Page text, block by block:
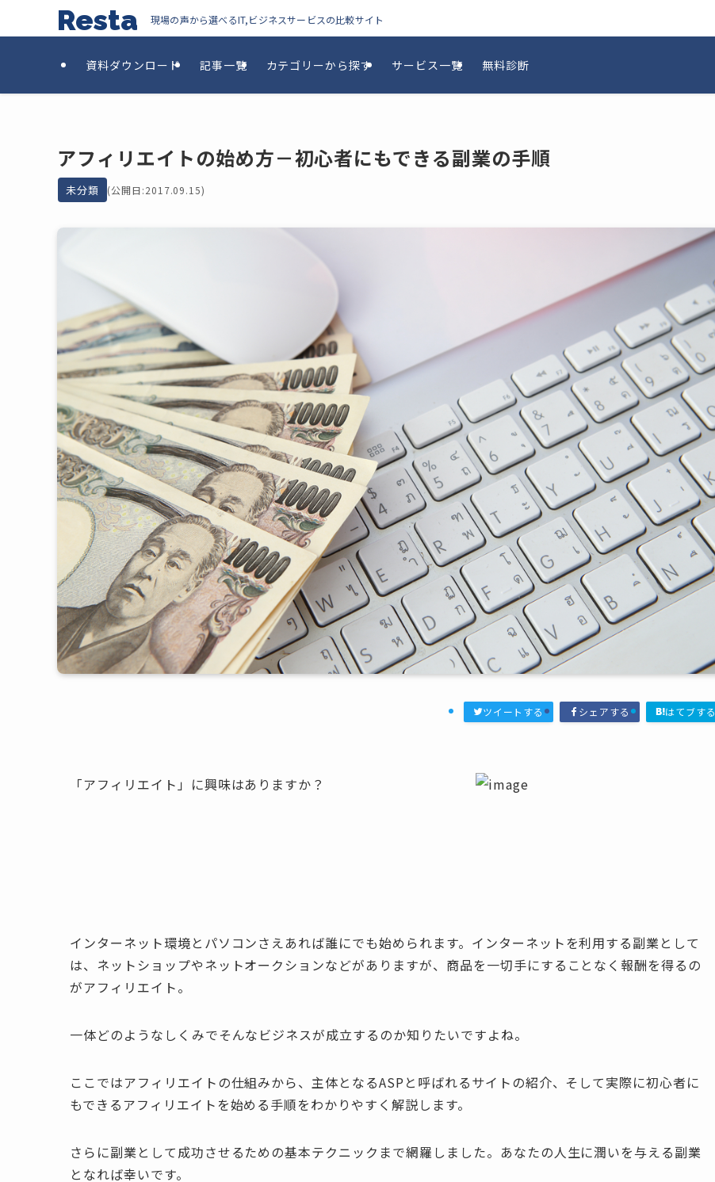
Resta 現場の声から選べるIT,ビジネスサービスの比較サイト
資料ダウンロード 記事一覧 カテゴリーから探す サービス一覧 無料診断
アフィリエイトの始め方－初心者にもできる副業の手順
未分類 (公開日:2017.09.15)
ツイートする シェアする はてブする
「アフィリエイト」に興味はありますか？
インターネット環境とパソコンさえあれば誰にでも始められます。インターネットを利用する副業として
は、ネットショップやネットオークションなどがありますが、商品を一切手にすることなく報酬を得るの
がアフィリエイト。
一体どのようなしくみでそんなビジネスが成立するのか知りたいですよね。
ここではアフィリエイトの仕組みから、主体となるASPと呼ばれるサイトの紹介、そして実際に初心者に
もできるアフィリエイトを始める手順をわかりやすく解説します。
さらに副業として成功させるための基本テクニックまで網羅しました。あなたの人生に潤いを与える副業
となれば幸いです。